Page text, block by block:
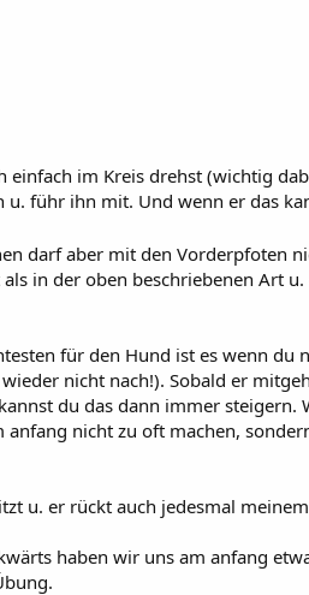
im Kreis drehst (wichtig
führ ihn mit. Und wenn er das
darf aber mit den Vorderpfoten
in der oben beschriebenen Art
für den Hund ist es wenn du
nicht nach!). Sobald er
du das dann immer steigern.
nicht zu oft machen,
u. er rückt auch jedesmal
haben wir uns am anfang